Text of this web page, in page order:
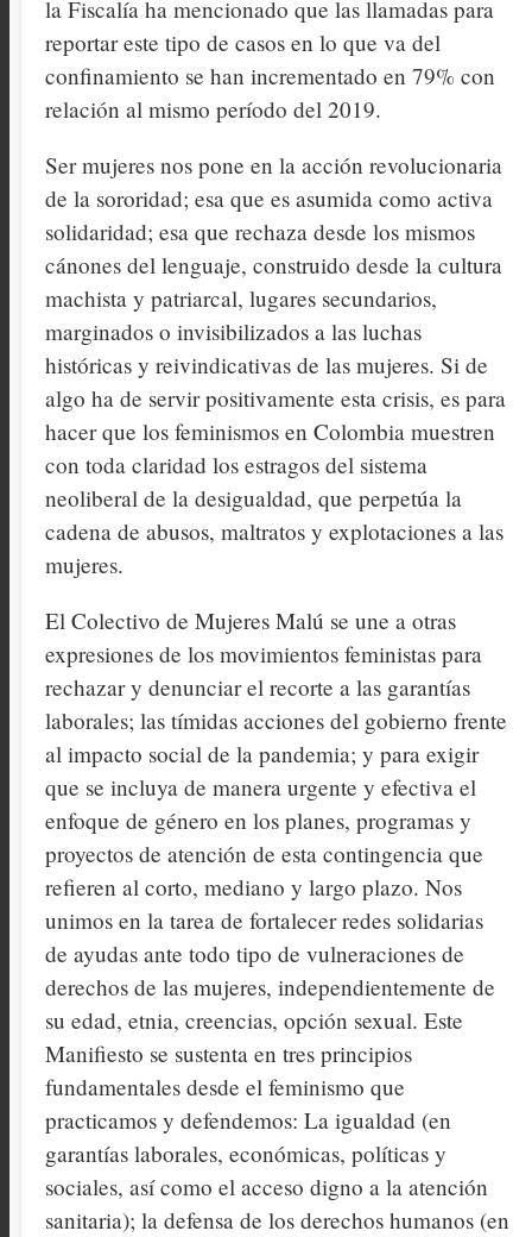
la Fiscalía ha mencionado que las llamadas para
reportar este tipo de casos en lo que va del
confinamiento se han incrementado en 79% con
relación al mismo período del 2019.
Ser mujeres nos pone en la acción revolucionaria
de la sororidad; esa que es asumida como activa
solidaridad; esa que rechaza desde los mismos
cánones del lenguaje, construido desde la cultura
machista y patriarcal, lugares secundarios,
marginados o invisibilizados a las luchas
históricas y reivindicativas de las mujeres. Si de
algo ha de servir positivamente esta crisis, es para
hacer que los feminismos en Colombia muestren
con toda claridad los estragos del sistema
neoliberal de la desigualdad, que perpetúa la
cadena de abusos, maltratos y explotaciones a las
mujeres.
El Colectivo de Mujeres Malú se une a otras
expresiones de los movimientos feministas para
rechazar y denunciar el recorte a las garantías
laborales; las tímidas acciones del gobierno frente
al impacto social de la pandemia; y para exigir
que se incluya de manera urgente y efectiva el
enfoque de género en los planes, programas y
proyectos de atención de esta contingencia que
refieren al corto, mediano y largo plazo. Nos
unimos en la tarea de fortalecer redes solidarias
de ayudas ante todo tipo de vulneraciones de
derechos de las mujeres, independientemente de
su edad, etnia, creencias, opción sexual. Este
Manifiesto se sustenta en tres principios
fundamentales desde el feminismo que
practicamos y defendemos: La igualdad (en
garantías laborales, económicas, políticas y
sociales, así como el acceso digno a la atención
sanitaria); la defensa de los derechos humanos (en